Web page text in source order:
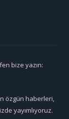
bize yazın:
özgün haberleri,
yayımlıyoruz.